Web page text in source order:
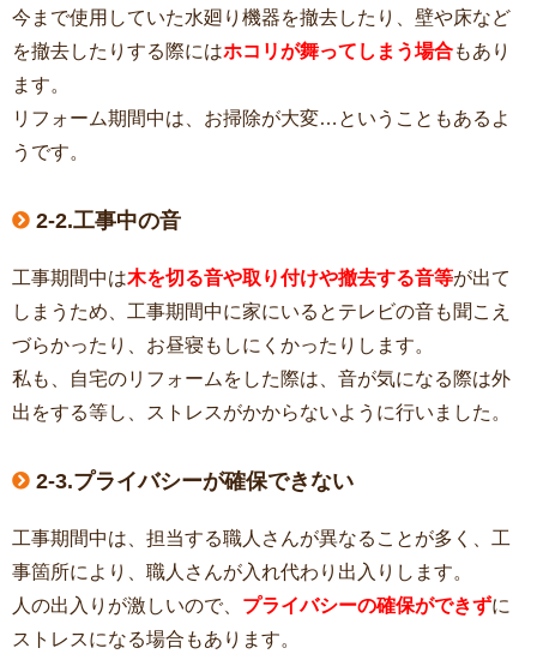
今まで使用していた水廻り機器を撤去したり、壁や床など
を撤去したりする際にはホコリが舞ってしまう場合もあり
ます。
リフォーム期間中は、お掃除が大変…ということもあるよ
うです。
2-2.工事中の音
工事期間中は木を切る音や取り付けや撤去する音等が出て
しまうため、工事期間中に家にいるとテレビの音も聞こえ
づらかったり、お昼寝もしにくかったりします。
私も、自宅のリフォームをした際は、音が気になる際は外
出をする等し、ストレスがかからないように行いました。
2-3.プライバシーが確保できない
工事期間中は、担当する職人さんが異なることが多く、工
事箇所により、職人さんが入れ代わり出入りします。
人の出入りが激しいので、 プライバシーの確保ができずに
ストレスになる場合もあります。